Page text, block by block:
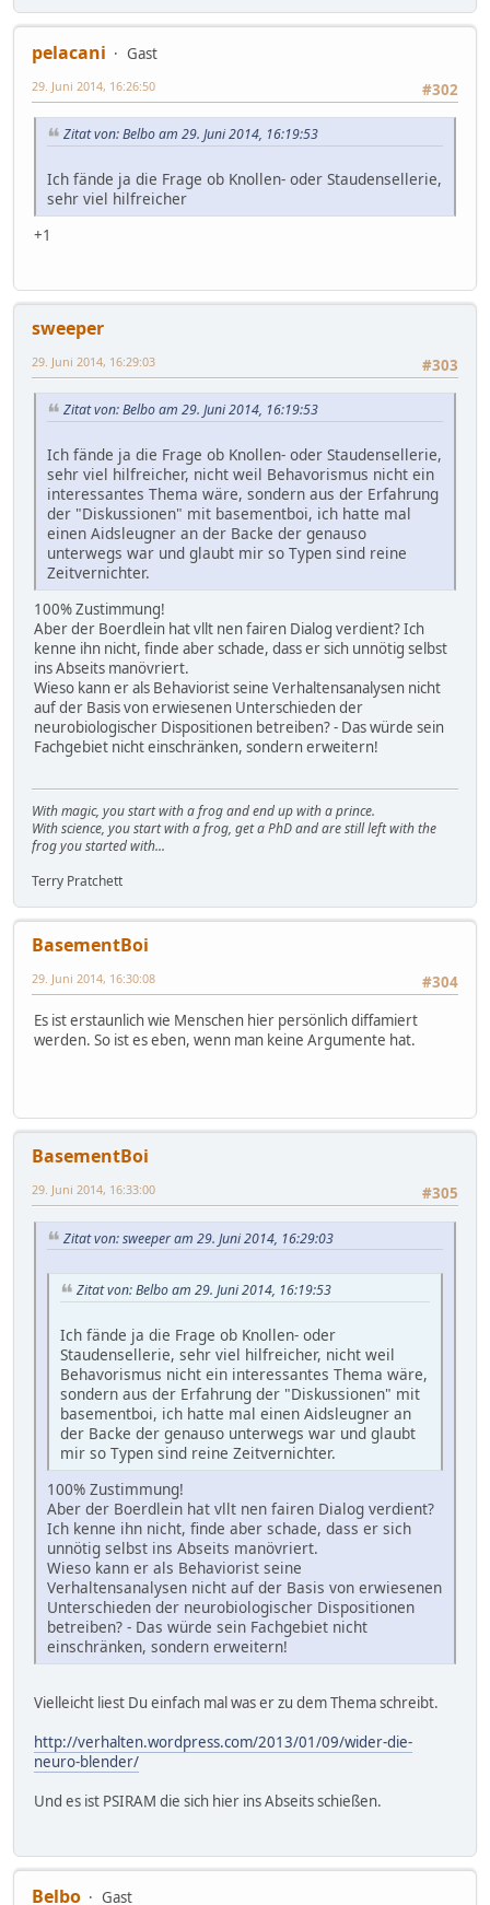
pelacani
Gast
#302
29. Juni 2014, 16:26:50
Zitat von: Belbo am 29. Juni 2014, 16:19:53
Ich fände ja die Frage ob Knollen- oder Staudensellerie,
sehr viel hilfreicher
+1
sweeper
#303
29. Juni 2014, 16:29:03
Zitat von: Belbo am 29. Juni 2014, 16:19:53
Ich fände ja die Frage ob Knollen- oder Staudensellerie,
sehr viel hilfreicher, nicht weil Behavorismus nicht ein
interessantes Thema wäre, sondern aus der Erfahrung
der "Diskussionen" mit basementboi, ich hatte mal
einen Aidsleugner an der Backe der genauso
unterwegs war und glaubt mir so Typen sind reine
Zeitvernichter.
100% Zustimmung!
Aber der Boerdlein hat vllt nen fairen Dialog verdient? Ich
kenne ihn nicht, finde aber schade, dass er sich unnötig selbst
ins Abseits manövriert.
Wieso kann er als Behaviorist seine Verhaltensanalysen nicht
auf der Basis von erwiesenen Unterschieden der
neurobiologischer Dispositionen betreiben? - Das würde sein
Fachgebiet nicht einschränken, sondern erweitern!
With magic, you start with a frog and end up with a prince.
With science, you start with a frog, get a PhD and are still left with the
frog you started with...
Terry Pratchett
BasementBoi
#304
29. Juni 2014, 16:30:08
Es ist erstaunlich wie Menschen hier persönlich diffamiert
werden. So ist es eben, wenn man keine Argumente hat.
BasementBoi
#305
29. Juni 2014, 16:33:00
Zitat von: sweeper am 29. Juni 2014, 16:29:03
Zitat von: Belbo am 29. Juni 2014, 16:19:53
Ich fände ja die Frage ob Knollen- oder
Staudensellerie, sehr viel hilfreicher, nicht weil
Behavorismus nicht ein interessantes Thema wäre,
sondern aus der Erfahrung der "Diskussionen" mit
basementboi, ich hatte mal einen Aidsleugner an
der Backe der genauso unterwegs war und glaubt
mir so Typen sind reine Zeitvernichter.
100% Zustimmung!
Aber der Boerdlein hat vllt nen fairen Dialog verdient?
Ich kenne ihn nicht, finde aber schade, dass er sich
unnötig selbst ins Abseits manövriert.
Wieso kann er als Behaviorist seine
Verhaltensanalysen nicht auf der Basis von erwiesenen
Unterschieden der neurobiologischer Dispositionen
betreiben? - Das würde sein Fachgebiet nicht
einschränken, sondern erweitern!
Vielleicht liest Du einfach mal was er zu dem Thema schreibt.
http://verhalten.wordpress.com/2013/01/09/wider-die-
neuro-blender/
Und es ist PSIRAM die sich hier ins Abseits schießen.
Belbo Gast